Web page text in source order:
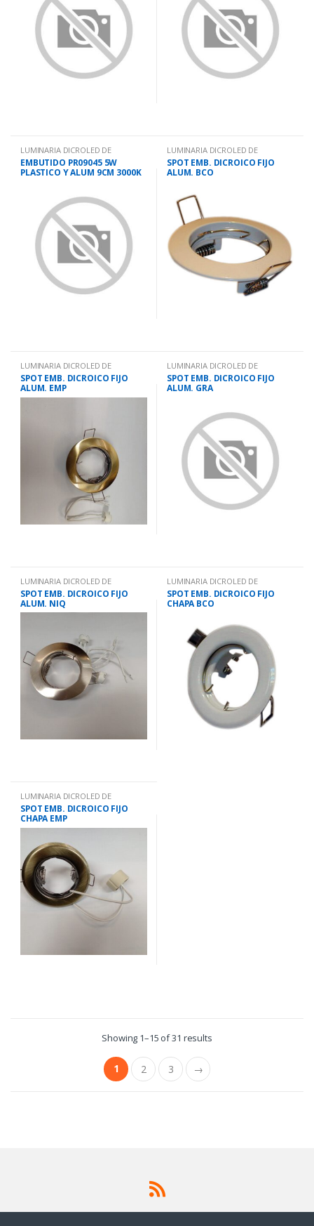
LUMINARIA DICROLED DE
EMBUTIR.
EMBUTIDO PR09045 5W
PLASTICO Y ALUM 9CM 3000K
LUMINARIA DICROLED DE
EMBUTIR.
SPOT EMB. DICROICO FIJO
ALUM. BCO
LUMINARIA DICROLED DE
EMBUTIR.
SPOT EMB. DICROICO FIJO
ALUM. EMP
LUMINARIA DICROLED DE
EMBUTIR.
SPOT EMB. DICROICO FIJO
ALUM. GRA
LUMINARIA DICROLED DE
EMBUTIR.
SPOT EMB. DICROICO FIJO
ALUM. NIQ
LUMINARIA DICROLED DE
EMBUTIR.
SPOT EMB. DICROICO FIJO
CHAPA BCO
LUMINARIA DICROLED DE
EMBUTIR.
SPOT EMB. DICROICO FIJO
CHAPA EMP
Showing 1–15 of 31 results
1 2 3 →